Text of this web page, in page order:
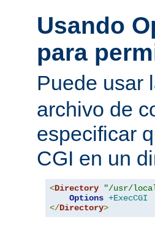
Usando
para
Puede usar
archivo de
especificar
CGI en un
<Directory
"/usr/
Options +ExecCGI
</Directory>